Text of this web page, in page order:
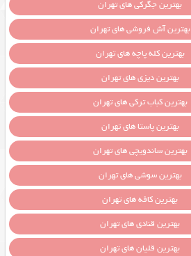
بهترین جگرکی های تهران
بهترین آش فروشی های تهران
بهترین کله پاچه های تهران
بهترین دیزی های تهران
بهترین کباب ترکی های تهران
بهترین پاستا های تهران
بهترین ساندویچی های تهران
بهترین سوشی های تهران
بهترین کافه های تهران
بهترین قنادی های تهران
بهترین قلیان های تهران